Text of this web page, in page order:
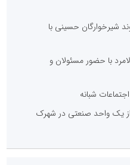
شیرخوارگان حسینی با
با حضور مسئولان و
شبانه
از یک واحد صنعتی در شهرک